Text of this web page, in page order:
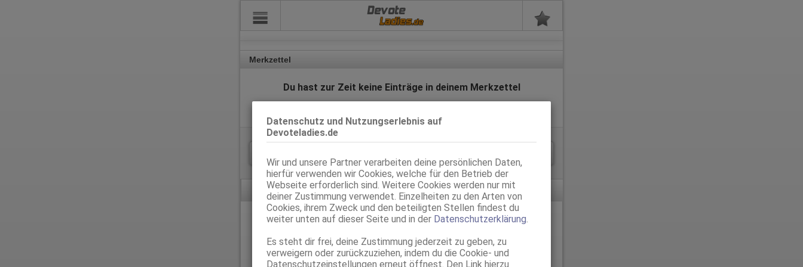
Datenschutz und Nutzungserlebnis auf
Devoteladies.de
Wir und unsere Partner verarbeiten deine persönlichen Daten,
hierfür verwenden wir Cookies, welche für den Betrieb der
Webseite erforderlich sind. Weitere Cookies werden nur mit
deiner Zustimmung verwendet. Einzelheiten zu den Arten von
Cookies, ihrem Zweck und den beteiligten Stellen findest du
weiter unten auf dieser Seite und in der Datenschutzerklärung
Es steht dir frei, deine Zustimmung jederzeit zu geben, zu
verweigern oder zurückzuziehen, indem du die Cookie- und
Datenschutzeinstellungen erneut öffnest. Den Link hierzu
Devote
Merkzettel
Du hast zur Zeit keine Einträge in deinem Merkzettel
nach oben
Zur PC/Tablet Version
Diese Seite beinhaltet eindeutige erotische Darstellungen und ist für Minderjährige nicht
geeignet!